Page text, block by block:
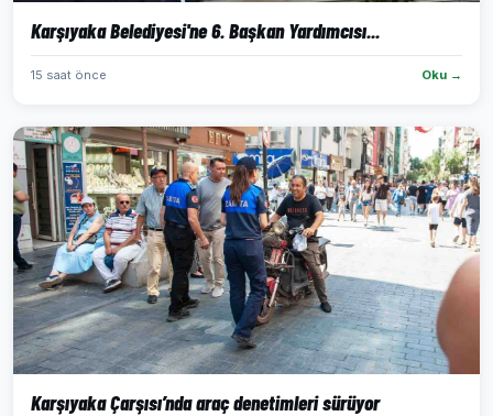
Karşıyaka Belediyesi'ne 6. Başkan Yardımcısı...
15 saat önce Oku →
Karşıyaka Çarşısı’nda araç denetimleri sürüyor